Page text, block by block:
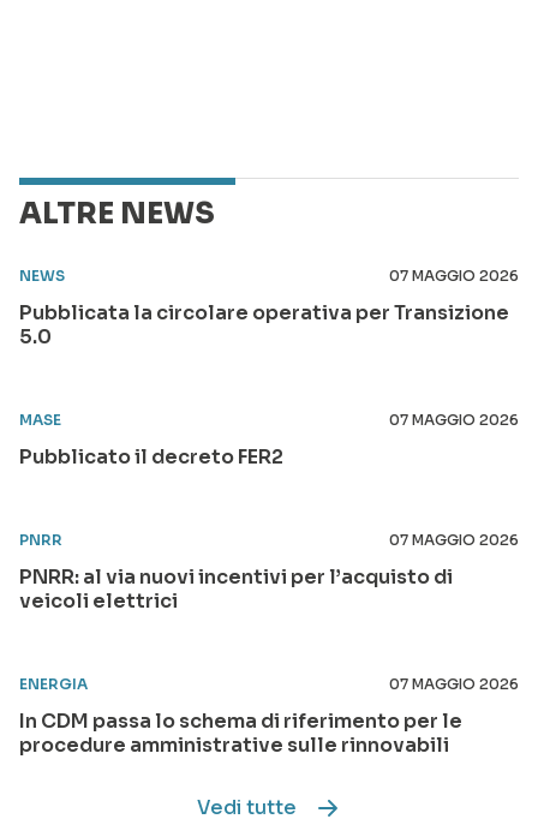
ALTRE NEWS
NEWS 07 MAGGIO 2026
Pubblicata la circolare operativa per Transizione
5.0
MASE 07 MAGGIO 2026
Pubblicato il decreto FER2
PNRR 07 MAGGIO 2026
PNRR: al via nuovi incentivi per l’acquisto di
veicoli elettrici
ENERGIA 07 MAGGIO 2026
In CDM passa lo schema di riferimento per le
procedure amministrative sulle rinnovabili
Vedi tutte